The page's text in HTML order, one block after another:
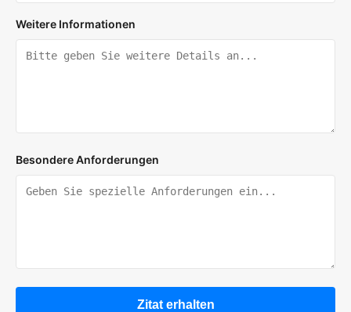
Weitere Informationen
Besondere Anforderungen
Zitat erhalten